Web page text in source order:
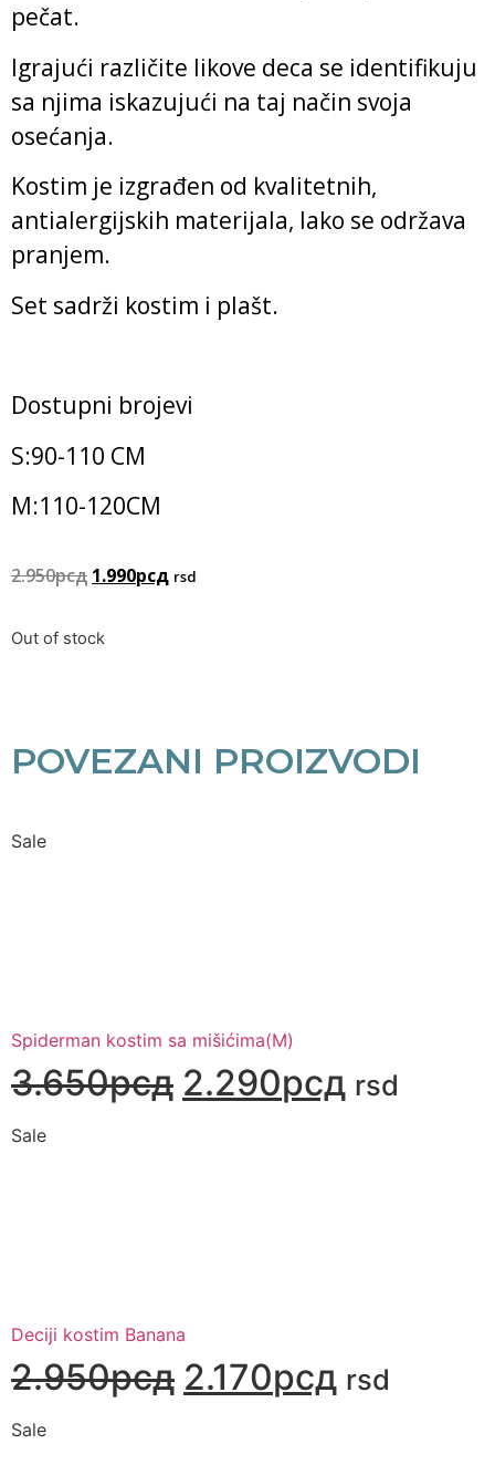
pečat.
Igrajući različite likove deca se identifikuju
sa njima iskazujući na taj način svoja
osećanja.
Kostim je izgrađen od kvalitetnih,
antialergijskih materijala, lako se održava
pranjem.
Set sadrži kostim i plašt.
Dostupni brojevi
S:90-110 CM
M:110-120CM
2.950рсд 1.990рсд rsd
Out of stock
POVEZANI PROIZVODI
Sale
Spiderman kostim sa mišićima(M)
3.650рсд 2.290рсд rsd
Sale
Deciji kostim Banana
2.950рсд 2.170рсд rsd
Sale